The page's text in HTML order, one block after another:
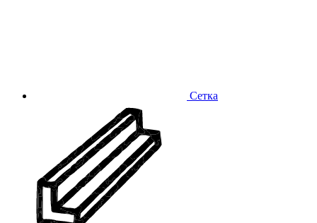
Сетка